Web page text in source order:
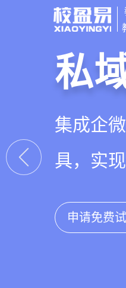
教
以学员
复购转
申请免费
智
线索自
析，打
申请免费
精
360°学
费预警
申请免费
私
集成企
具，实
申请免费